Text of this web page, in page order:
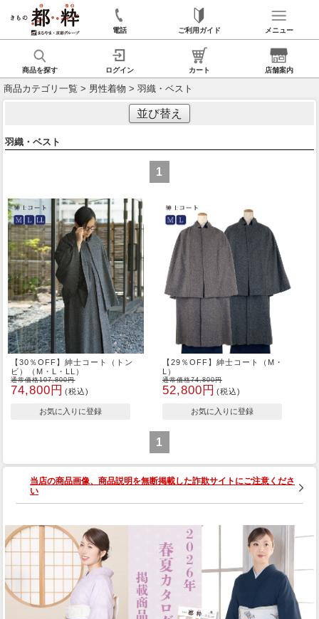
電話 ご利用ガイド メニュー
商品を探す ログイン カート 店舗案内
商品カテゴリ一覧 > 男性着物 > 羽織・ベスト
並び替え
羽織・ベスト
1
【30％OFF】紳士コート（トン
ビ）（M・L・LL）
通常価格107,800円
74,800円 (税込)
【29％OFF】紳士コート（M・
L）
通常価格74,800円
52,800円 (税込)
1
当店の商品画像、商品説明を無断掲載した詐欺サイトにご注意くださ
い